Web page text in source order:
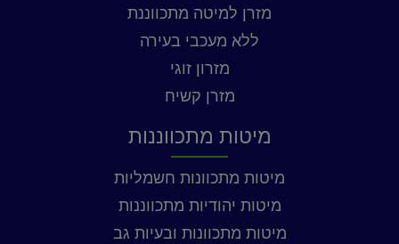
מזרן למיטה מתכווננת
ללא מעכבי בעירה
מזרון זוגי
מזרן קשיח
מיטות מתכווננות
מיטות מתכוונות חשמליות
מיטות יהודיות מתכווננות
מיטות מתכוונות ובעיות גב